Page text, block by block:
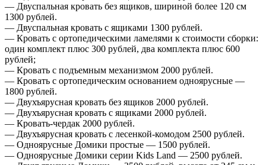
— Двуспальная кровать без ящиков, шириной более 120 см
1300 рублей.
— Двуспальная кровать с ящиками 1300 рублей.
— Кровать с ортопедическими ламелями к стоимости сборки:
один комплект плюс 300 рублей, два комплекта плюс 600
рублей;
— Кровать с подъемным механизмом 2000 рублей.
— Кровать с ортопедическим основанием одноярусные —
1800 рублей.
— Двухъярусная кровать без ящиков 2000 рублей.
— Двухъярусная кровать с ящиками 2000 рублей.
— Кровать-чердак 2000 рублей.
— Двухъярусная кровать с лесенкой-комодом 2500 рублей.
— Одноярусные Домики простые — 1500 рублей.
— Одноярусные Домики серии Kids Land — 2500 рублей.